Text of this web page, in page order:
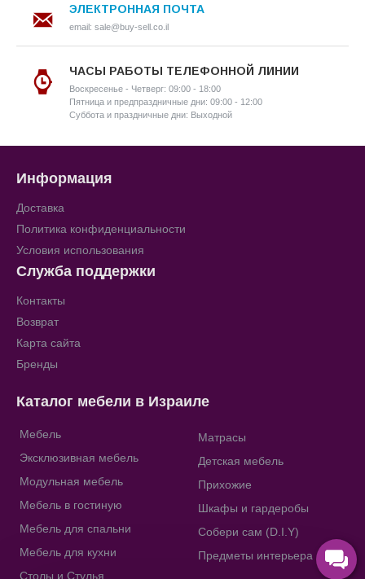
ЭЛЕКТРОННАЯ ПОЧТА
email: sale@buy-sell.co.il
ЧАСЫ РАБОТЫ ТЕЛЕФОННОЙ ЛИНИИ
Воскресенье - Четверг: 09:00 - 18:00
Пятница и предпраздничные дни: 09:00 - 12:00
Суббота и праздничные дни: Выходной
Информация
Доставка
Политика конфиденциальности
Условия использования
Служба поддержки
Контакты
Возврат
Карта сайта
Бренды
Каталог мебели в Израиле
Мебель
Эксклюзивная мебель
Модульная мебель
Мебель в гостиную
Мебель для спальни
Мебель для кухни
Столы и Стулья
Матрасы
Детская мебель
Прихожие
Шкафы и гардеробы
Собери сам (D.I.Y)
Предметы интерьера